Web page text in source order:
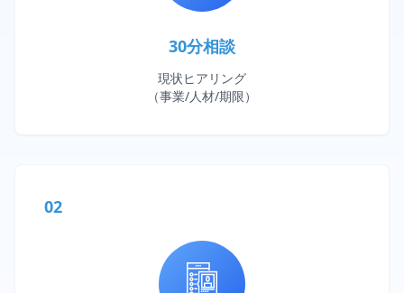
30分相談
現状ヒアリング
（事業/人材/期限）
02